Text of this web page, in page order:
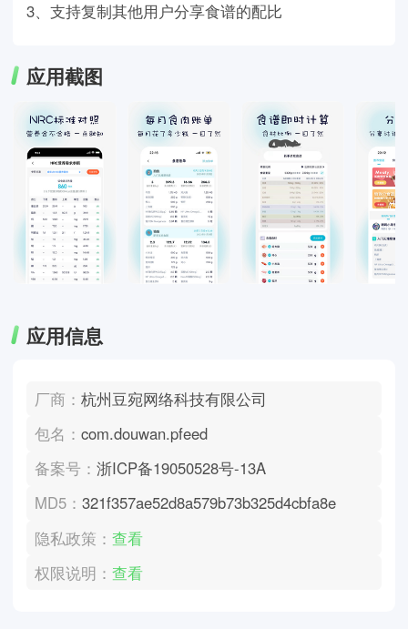
3、支持复制其他用户分享食谱的配比
应用截图
应用信息
厂商：杭州豆宛网络科技有限公司
包名：com.douwan.pfeed
备案号：浙ICP备19050528号-13A
MD5：321f357ae52d8a579b73b325d4cbfa8e
隐私政策：查看
权限说明：查看